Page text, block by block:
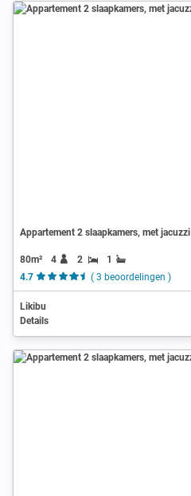
Appartement 2 slaapkamers, met jacuzzi
80m² 4 2
1
4.7
( 3 beoordelingen )
Likibu
Details